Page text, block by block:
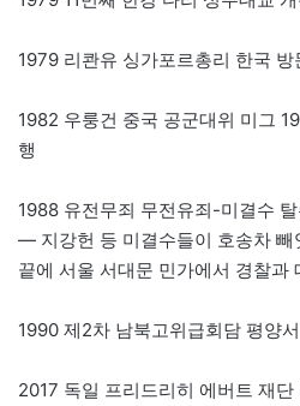
1979 리콴유 싱가포르총리 한국 방
1982 우룽건 중국 공군대위 미그
행
1988 유전무죄 무전유죄-미결수
— 지강헌 등 미결수들이 호송차 빼
끝에 서울 서대문 민가에서 경찰과
1990 제2차 남북고위급회담 평양
2017 독일 프리드리히 에버트 재단